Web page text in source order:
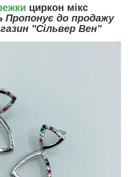
циркон мікс
Пропонує до продажу
"Сільвер Вен"